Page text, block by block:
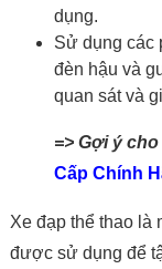
dụng.
Sử dụng các
đèn hậu và
quan sát và
=> Gợi ý
Cấp Chính
Xe đạp thể thao
được sử dụng để